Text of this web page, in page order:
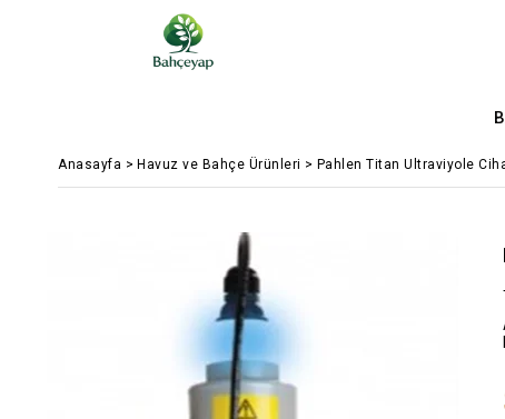
Anasayfa > Havuz ve Bahçe Ürünleri > Pahlen Titan Ultraviyole